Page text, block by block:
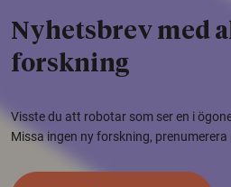
Nyhetsbrev med
forskning
Visste du att robotar som ser en i
Missa ingen ny forskning,